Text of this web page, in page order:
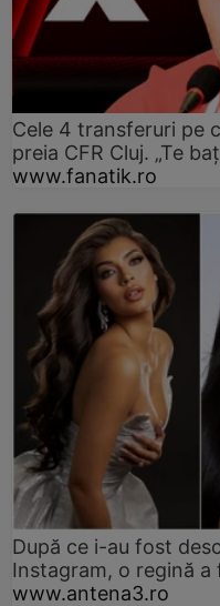
Cele 4 transferuri pe
preia CFR Cluj. „Te
www.fanatik.ro
După ce i-au fost
Instagram, o regină
www.antena3.ro